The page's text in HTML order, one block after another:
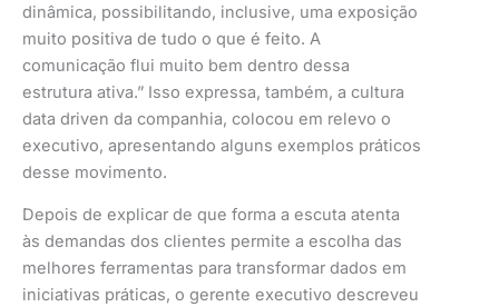
dinâmica, possibilitando, inclusive, uma exposição
muito positiva de tudo o que é feito. A
comunicação flui muito bem dentro dessa
estrutura ativa.” Isso expressa, também, a cultura
data driven da companhia, colocou em relevo o
executivo, apresentando alguns exemplos práticos
desse movimento.
Depois de explicar de que forma a escuta atenta
às demandas dos clientes permite a escolha das
melhores ferramentas para transformar dados em
iniciativas práticas, o gerente executivo descreveu